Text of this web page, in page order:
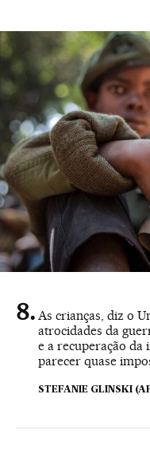
As crianças, diz o
atrocidades da
e a recuperação da
parecer quase
STEFANIE GLINSKI